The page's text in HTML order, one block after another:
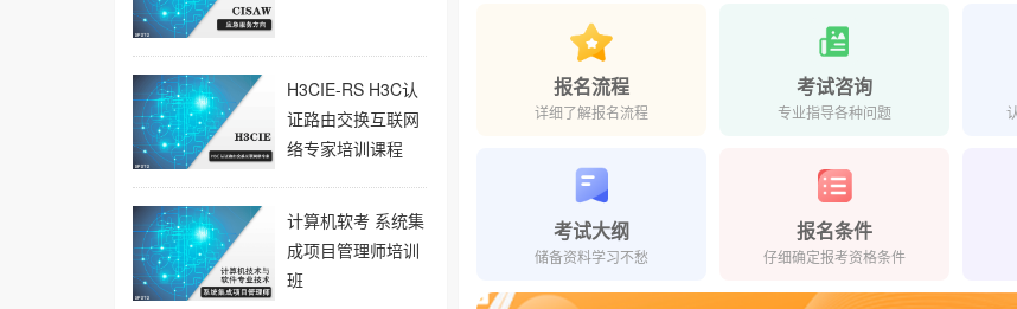
H3CIE-RS H3C认
证路由交换互联网
络专家培训课程
计算机软考 系统集
成项目管理师培训
班
报名流程
详细了解报名流程
考试咨询
专业指导各种问题
考试大纲
储备资料学习不愁
报名条件
仔细确定报考资格条件